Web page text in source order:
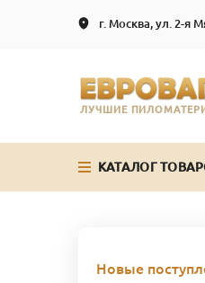
г. Москва, ул. 2-я
ЛУЧШИЕ
КАТАЛОГ
Новые